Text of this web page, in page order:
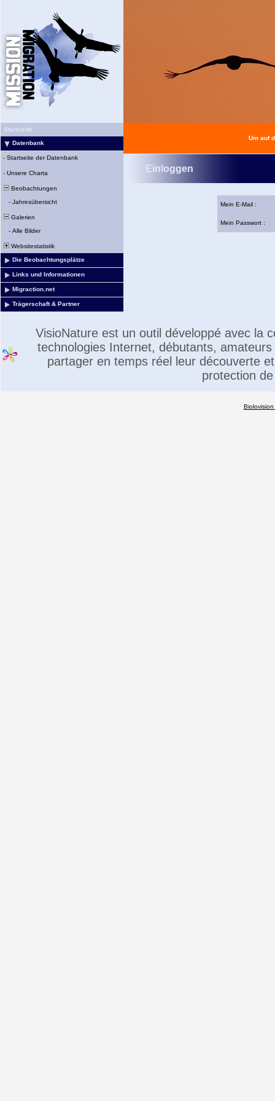
Startseite
Datenbank
- Startseite der Datenbank
- Unsere Charta
Beobachtungen
- Jahresübersicht
Galerien
- Alle Bilder
Websitestatistik
Die Beobachtungsplätze
Links und Informationen
Migraction.net
Trägerschaft & Partner
Um auf
Einloggen
Mein E-Mail :
Mein Passwort :
VisioNature est un outil développé avec la
technologies Internet, débutants,
partager en temps réel leur découverte
protection
Biolovision